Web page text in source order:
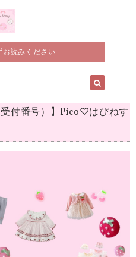
お読みください
受付番号）】Pico♡はぴねす